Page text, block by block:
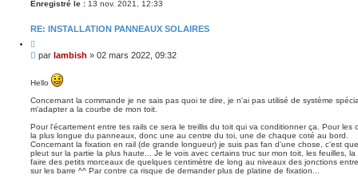
Enregistré le : 13 nov. 2021, 12:33
RE: INSTALLATION PANNEAUX SOLAIRES
i
t
M
s
a
g
par lambish » 02 mars 2022, 09:32
Hello
Concernant la commande je ne sais pas quoi te dire, je n'ai pas utilisé de système
m'adapter a la courbe de mon toit.
Pour l'écartement entre tes rails ce sera le treillis du toit qui va conditionner ça. Pour les
la plus longue du panneaux, donc une au centre du toi, une de chaque coté au bord.
Concernant la fixation en rail (de grande longueur) je suis pas fan d'une chose, c'est
pleut sur la partie la plus haute... Je le vois avec certains truc sur mon toit, les feuilles,
faire des petits morceaux de quelques centimètre de long au niveaux des jonctions
sur les barre ^^ Par contre ca risque de demander plus de platine de fixation...